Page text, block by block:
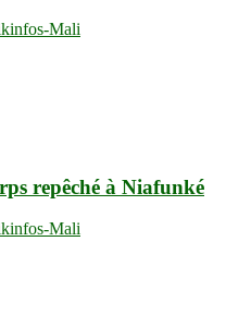
Mali
repêché à Niafunké
Mali